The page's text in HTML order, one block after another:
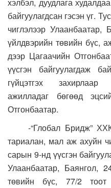
хэлбэл, дуудлага
байгуулагдсан гэсэн үг.
чиглэлээр Улаанбаатар,
үйлдвэрийн төвийн бүс,
дээр Цагаачийн
үүсгэн байгуулагдаж
гүйцэтгэх
ажилладаг бөгөөд
Отгонбаатар.
-“Глобал Бридж” ХХК
тариалан, мал аж ахуйн
сарын 9-нд үүсгэн
Улаанбаатар, Баянгол,
төвийн бүс, 77/2 тоот